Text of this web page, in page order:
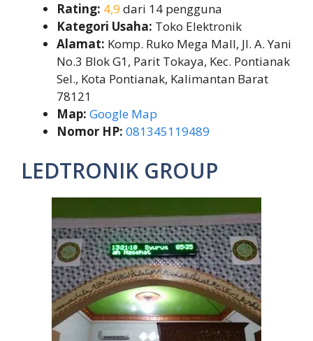
Rating: 4,9 dari 14 pengguna
Kategori Usaha: Toko Elektronik
Alamat: Komp. Ruko Mega Mall, Jl. A. Yani
No.3 Blok G1, Parit Tokaya, Kec. Pontianak
Sel., Kota Pontianak, Kalimantan Barat
78121
Map: Google Map
Nomor HP: 081345119489
LEDTRONIK GROUP